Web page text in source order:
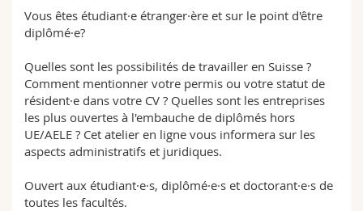
Interfakultär
Doktorierende
Vorlesungsverzeichnis
Vous êtes étudiant·e étranger·ère et sur le point d'être
diplômé·e?
Quelles sont les possibilités de travailler en Suisse ?
Comment mentionner votre permis ou votre statut de
résident·e dans votre CV ? Quelles sont les entreprises
les plus ouvertes à l'embauche de diplômés hors
UE/AELE ? Cet atelier en ligne vous informera sur les
aspects administratifs et juridiques.
Ouvert aux étudiant·e·s, diplômé·e·s et doctorant·e·s de
toutes les facultés.